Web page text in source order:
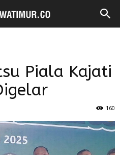
Piala Kajati
160